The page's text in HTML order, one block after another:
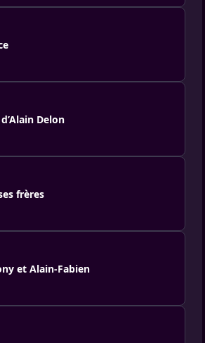
Delon
frères
et Alain-Fabien